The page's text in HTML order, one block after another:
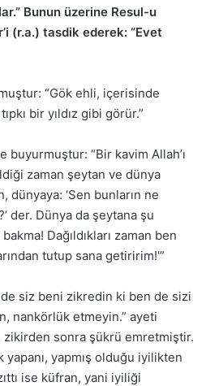
Bunun üzerine Resul-u
(r.a.) tasdik ederek: “Evet
“Gök ehli, içerisinde
bir yıldız gibi görür.”
buyurmuştur: “Bir kavim Allah’ı
zaman şeytan ve dünya
dünyaya: ‘Sen bunların ne
der. Dünya da şeytana şu
Dağıldıkları zaman ben
tutup sana getiririm!'”
siz beni zikredin ki ben de sizi
nankörlük etmeyin.” ayeti
zikirden sonra şükrü emretmiştir.
yapanı, yapmış olduğu iyilikten
ise küfran, yani iyiliği